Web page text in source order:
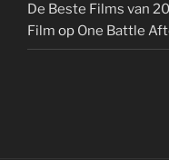
De Beste Films van
Film op One Battle